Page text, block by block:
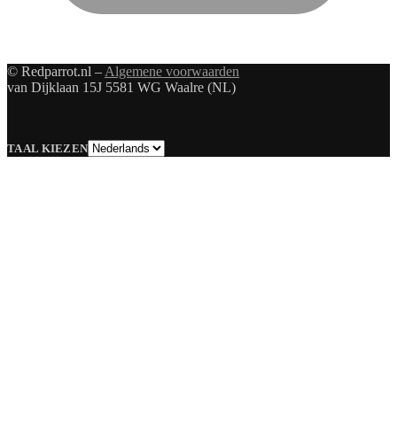
© Redparrot.nl – Algemene voorwaarden
van Dijklaan 15J 5581 WG Waalre (NL)
TAAL KIEZENTaal